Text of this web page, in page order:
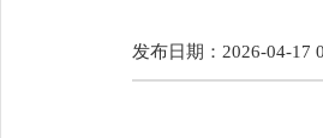
发布日期：2026-04-17